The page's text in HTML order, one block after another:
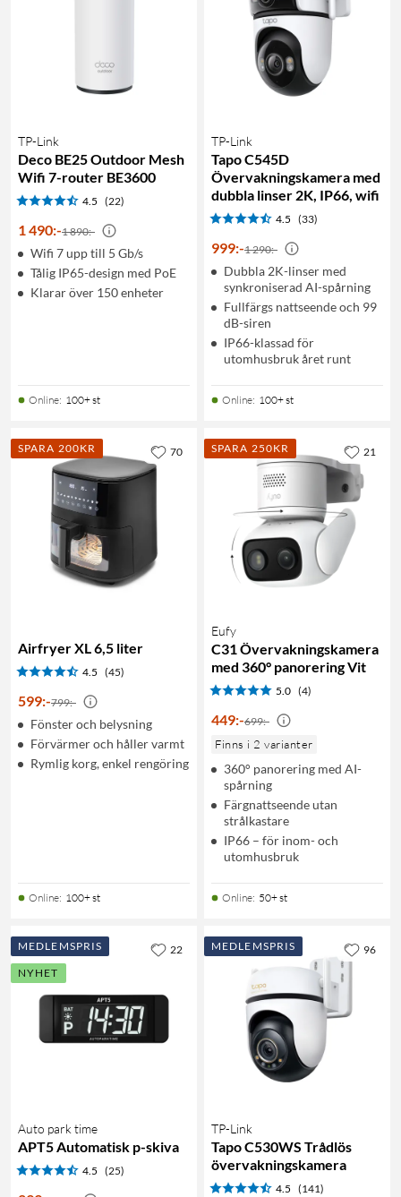
TP-Link
Deco BE25 Outdoor Mesh
Wifi 7-router BE3600
4.5 (22)
1 490:-1 890:-
Wifi 7 upp till 5 Gb/s
Tålig IP65-design med PoE
Klarar över 150 enheter
Online: 100+ st
TP-Link
Tapo C545D
Övervakningskamera med
dubbla linser 2K, IP66, wifi
4.5 (33)
999:-1 290:-
Dubbla 2K-linser med
synkroniserad AI-spårning
Fullfärgs nattseende och 99
dB-siren
IP66-klassad för
utomhusbruk året runt
Online: 100+ st
SPARA 200KR
Airfryer XL 6,5 liter
4.5 (45)
599:-799:-
Fönster och belysning
Förvärmer och håller varmt
Rymlig korg, enkel rengöring
Online: 100+ st
70 SPARA 250KR
Eufy
C31 Övervakningskamera
med 360° panorering Vit
5.0 (4)
449:-699:-
Finns i 2 varianter
360° panorering med AI-
spårning
Färgnattseende utan
strålkastare
IP66 – för inom- och
utomhusbruk
Online: 50+ st
21
MEDLEMSPRIS
NYHET
Auto park time
APT5 Automatisk p-skiva
4.5 (25)
22 MEDLEMSPRIS
TP-Link
Tapo C530WS Trådlös
övervakningskamera
4.5 (141)
96